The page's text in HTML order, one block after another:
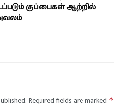
குப்பைகள் ஆற்றில்
Required fields are marked *